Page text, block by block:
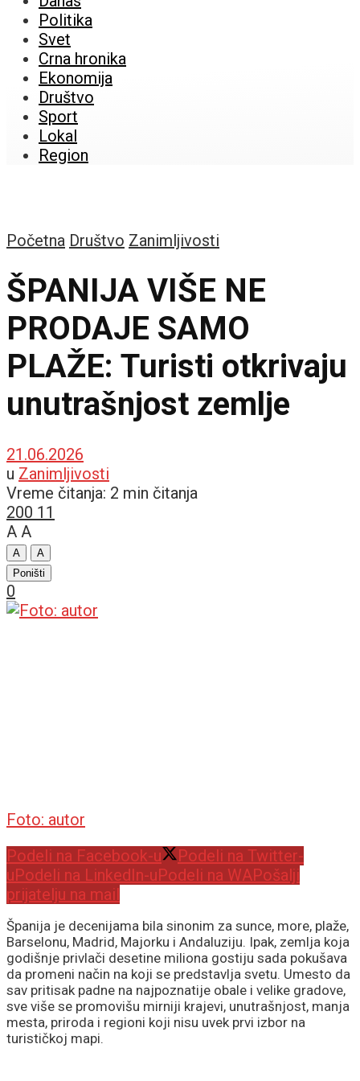
Politika
Svet
Crna hronika
Ekonomija
Društvo
Sport
Lokal
Region
Početna Društvo Zanimljivosti
ŠPANIJA VIŠE NE
PRODAJE SAMO
PLAŽE: Turisti otkrivaju
unutrašnjost zemlje
21.06.2026
u Zanimljivosti
Vreme čitanja: 2 min čitanja
200 11
A A
A
A
Poništi
0
Foto: autor
Podeli na Facebook-u
Podeli na Twitter-
uPodeli na LinkedIn-uPodeli na WAPošalji
prijatelju na mail
Španija je decenijama bila sinonim za sunce, more, plaže,
Barselonu, Madrid, Majorku i Andaluziju. Ipak, zemlja koja
godišnje privlači desetine miliona gostiju sada pokušava
da promeni način na koji se predstavlja svetu. Umesto da
sav pritisak padne na najpoznatije obale i velike gradove,
sve više se promovišu mirniji krajevi, unutrašnjost, manja
mesta, priroda i regioni koji nisu uvek prvi izbor na
turističkoj mapi.